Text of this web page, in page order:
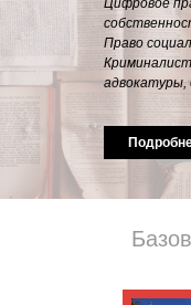
Цифровое
Право